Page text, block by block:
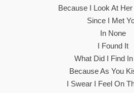
Because I Look At
Since I Met
In None
I Found It
What Did I Find
Because As You
I Swear I Feel On